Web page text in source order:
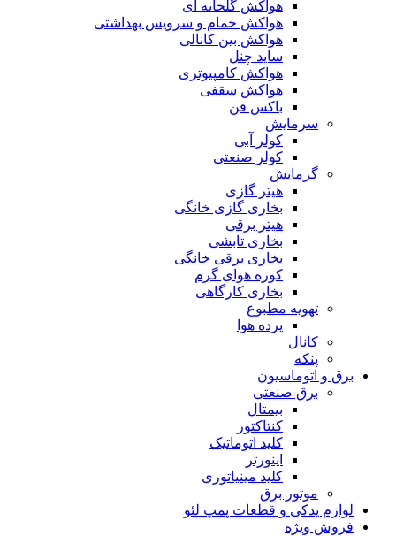
هواکش گلخانه ای
هواکش حمام و سرویس بهداشتی
هواکش بین کانالی
ساید چنل
هواکش کامپیوتری
هواکش سقفی
باکس فن
سرمایش
کولر آبی
کولر صنعتی
گرمایش
هیتر گازی
بخاری گازی خانگی
هیتر برقی
بخاری تابشی
بخاری برقی خانگی
کوره هوای گرم
بخاری کارگاهی
تهویه مطبوع
پرده هوا
کانال
پنکه
برق و اتوماسیون
برق صنعتی
بیمتال
کنتاکتور
کلید اتوماتیک
اینورتر
کلید مینیاتوری
موتور برق
لوازم یدکی و قطعات پمپ لئو
فروش ویژه